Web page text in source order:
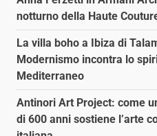
notturno della Haute
La villa boho a Ibiza di
Modernismo incontra lo
Mediterraneo
Antinori Art Project: come
di 600 anni sostiene l’arte